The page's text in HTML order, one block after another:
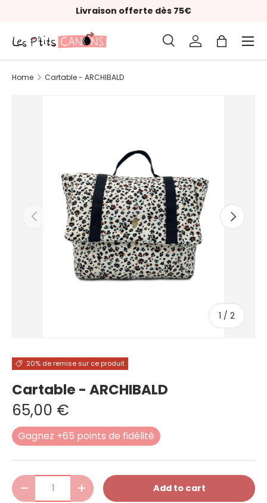
Livraison offerte dès 75€
Search
Product type
SearchLog inBag
Menu
Home Cartable - ARCHIBALD
Previous
1 / of
2
Next
20% de remise sur ce produit
Cartable - ARCHIBALD
65,00 €
Gagnez +65 points de fidélité
Qty
-
+ Add to cart